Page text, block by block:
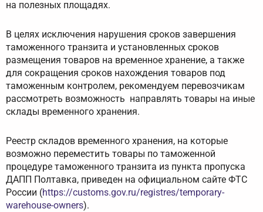
на полезных площадях.
В целях исключения нарушения сроков завершения
таможенного транзита и установленных сроков
размещения товаров на временное хранение, а также
для сокращения сроков нахождения товаров под
таможенным контролем, рекомендуем перевозчикам
рассмотреть возможность направлять товары на иные
склады временного хранения.
Реестр складов временного хранения, на которые
возможно переместить товары по таможенной
процедуре таможенного транзита из пункта пропуска
ДАПП Полтавка, приведен на официальном сайте ФТС
России (https://customs.gov.ru/registres/temporary-
warehouse-owners).